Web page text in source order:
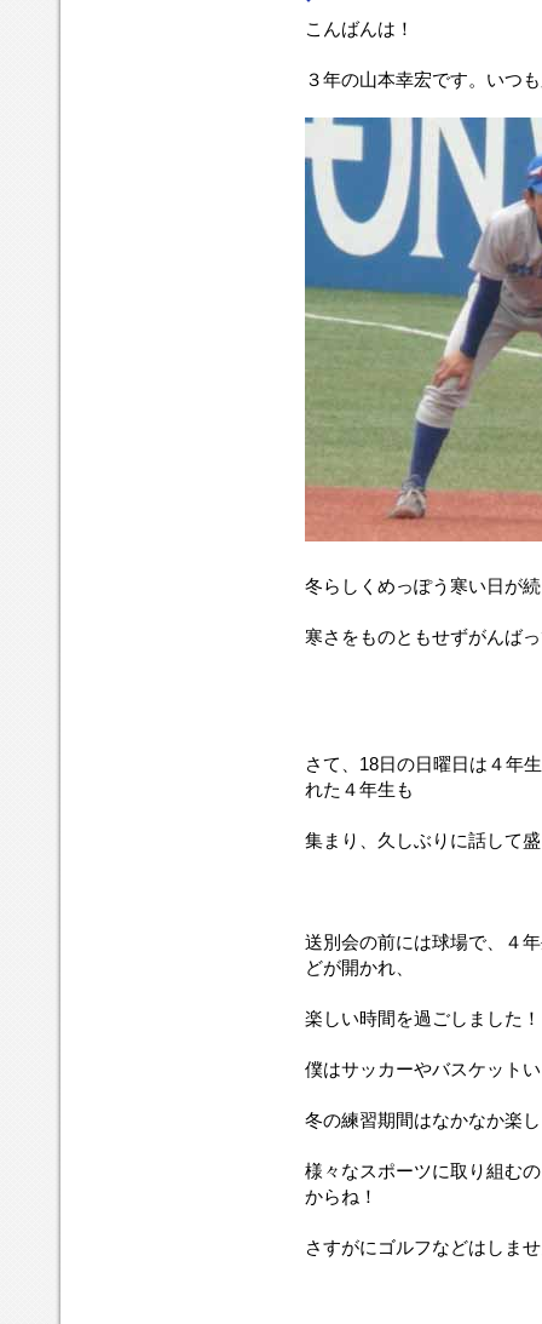
こんばんは！
３年の山本幸宏です。いつ
冬らしくめっぽう寒い日が
寒さをものともせずがんば
さて、18日の日曜日は４年
れた４年生も
集まり、久しぶりに話して
送別会の前には球場で、４
どが開かれ、
楽しい時間を過ごしました！
僕はサッカーやバスケット
冬の練習期間はなかなか楽
様々なスポーツに取り組む
からね！
さすがにゴルフなどはしま